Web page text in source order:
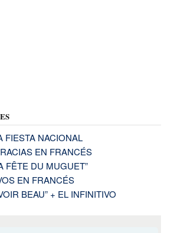
FIESTA NACIONAL
EN FRANCÉS
FÊTE DU MUGUET”
EN FRANCÉS
BEAU” + EL INFINITIVO